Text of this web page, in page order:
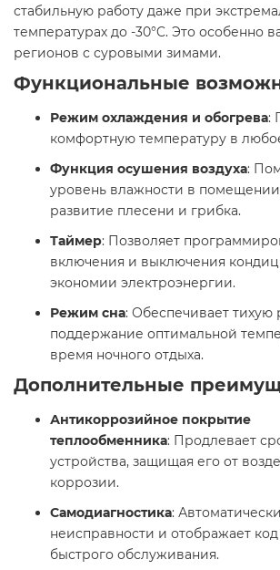
стабильную работу даже при
температурах до -30°C. Это особенно
регионов с суровыми зимами.​
Функциональные
Режим охлаждения и обогрева:
комфортную температуру в
Функция осушения воздуха:
уровень влажности в
развитие плесени и грибка.​
Таймер: Позволяет
включения и выключения
экономии электроэнергии.​
Режим сна: Обеспечивает тихую
поддержание оптимальной
время ночного отдыха.​
Дополнительные
Антикоррозийное покрытие
теплообменника: Продлевает
устройства, защищая его от
коррозии.​
Самодиагностика:
неисправности и отображает
быстрого обслуживания.​